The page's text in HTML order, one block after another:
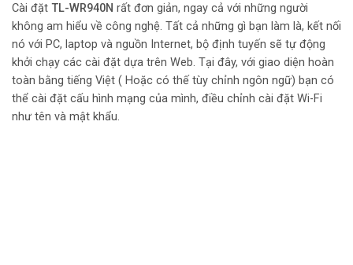
Cài đặt TL-WR940N rất đơn giản, ngay cả với những người
không am hiểu về công nghệ. Tất cả những gì bạn làm là, kết nối
nó với PC, laptop và nguồn Internet, bộ định tuyến sẽ tự động
khởi chạy các cài đặt dựa trên Web. Tại đây, với giao diện hoàn
toàn bằng tiếng Việt ( Hoặc có thế tùy chỉnh ngôn ngữ) bạn có
thể cài đặt cấu hình mạng của mình, điều chỉnh cài đặt Wi-Fi
như tên và mật khẩu.